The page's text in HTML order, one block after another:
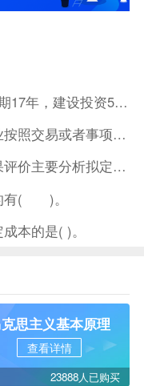
某建设项目建设期3年，生产经营期17年，建设投资5500万元
我国《企业会计准则》规定，企业按照交易或者事项的经济特征确定
对于非经营性技术方案，经济效果评价主要分析拟定方案的( )。
有( )。
本的是( )。
思主义基本原理
查看详情
23888人已购买